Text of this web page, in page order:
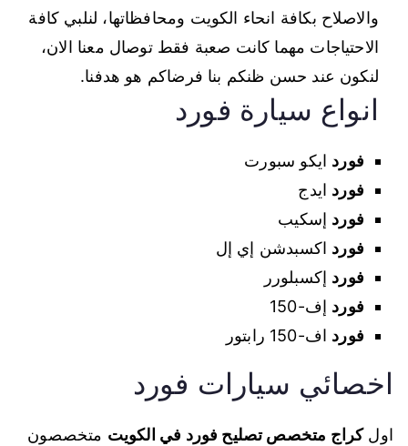
والاصلاح بكافة انحاء الكويت ومحافظاتها، لنلبي كافة
الاحتياجات مهما كانت صعبة فقط توصال معنا الان،
لنكون عند حسن ظنكم بنا فرضاكم هو هدفنا.
انواع سيارة فورد
فورد ايكو سبورت
فورد ايدج
فورد إسكيب
فورد اكسبدشن إي إل
فورد إكسبلورر
فورد إف-150
فورد اف-150 رابتور
اخصائي سيارات فورد
اولكراج متخصص تصليح فورد في الكويت متخصصون